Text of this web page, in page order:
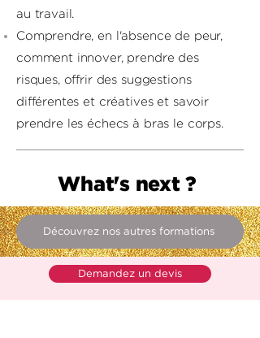
What's next ?
au travail.
Comprendre, en l'absence de peur,
comment innover, prendre des
risques, offrir des suggestions
différentes et créatives et savoir
prendre les échecs à bras le corps.
Découvrez nos autres formations
Demandez un devis